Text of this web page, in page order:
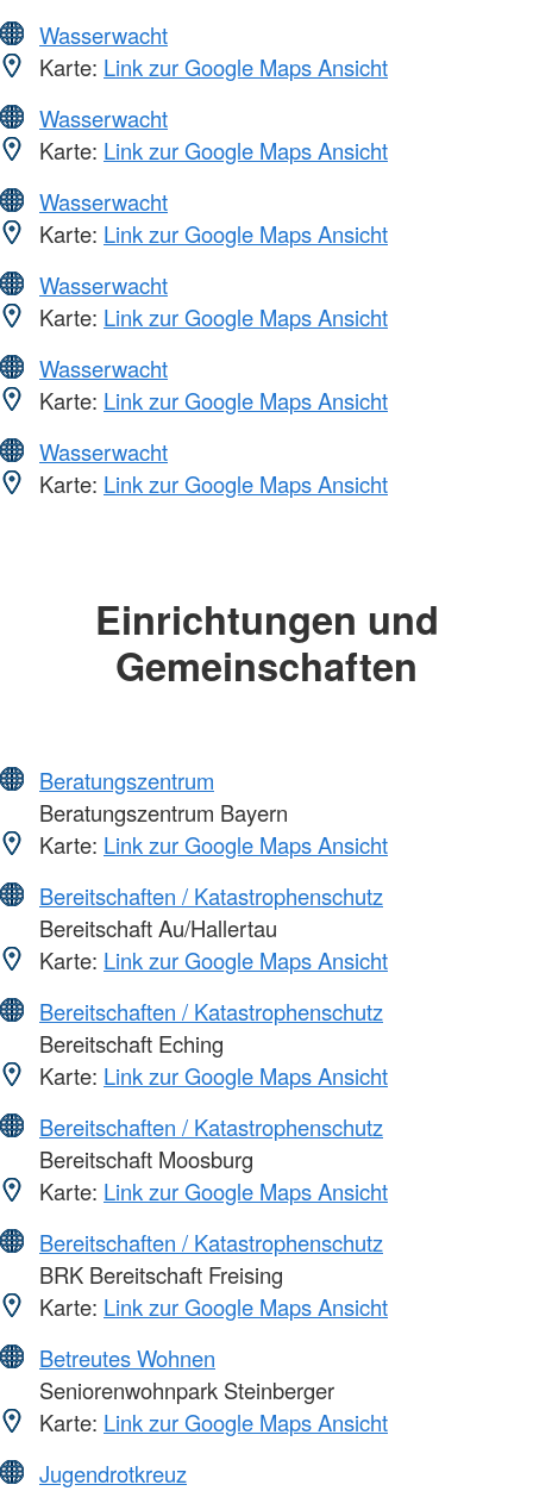
Wasserwacht
Karte: Link zur Google Maps Ansicht
Wasserwacht
Karte: Link zur Google Maps Ansicht
Wasserwacht
Karte: Link zur Google Maps Ansicht
Wasserwacht
Karte: Link zur Google Maps Ansicht
Wasserwacht
Karte: Link zur Google Maps Ansicht
Wasserwacht
Karte: Link zur Google Maps Ansicht
Einrichtungen und
Gemeinschaften
Beratungszentrum
Beratungszentrum Bayern
Karte: Link zur Google Maps Ansicht
Bereitschaften / Katastrophenschutz
Bereitschaft Au/Hallertau
Karte: Link zur Google Maps Ansicht
Bereitschaften / Katastrophenschutz
Bereitschaft Eching
Karte: Link zur Google Maps Ansicht
Bereitschaften / Katastrophenschutz
Bereitschaft Moosburg
Karte: Link zur Google Maps Ansicht
Bereitschaften / Katastrophenschutz
BRK Bereitschaft Freising
Karte: Link zur Google Maps Ansicht
Betreutes Wohnen
Seniorenwohnpark Steinberger
Karte: Link zur Google Maps Ansicht
Jugendrotkreuz